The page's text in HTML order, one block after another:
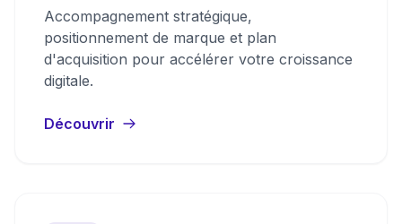
Accompagnement stratégique,
positionnement de marque et plan
d'acquisition pour accélérer votre croissance
digitale.
Découvrir